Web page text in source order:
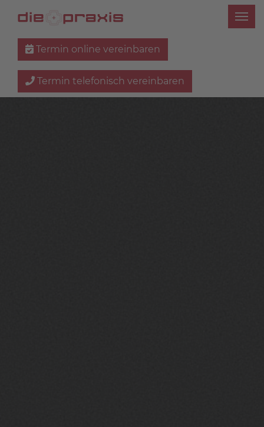
Termin online vereinbaren
Termin telefonisch vereinbaren